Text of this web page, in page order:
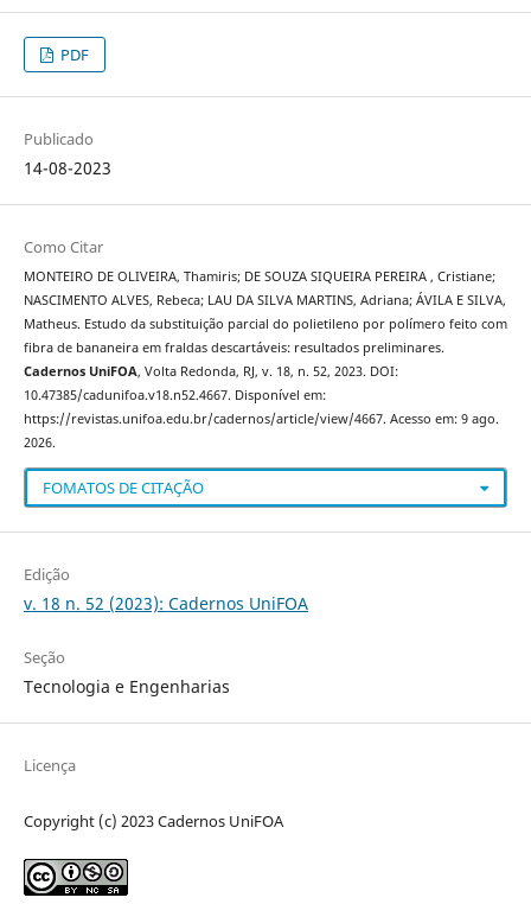
PDF
Publicado
14-08-2023
Como Citar
MONTEIRO DE OLIVEIRA, Thamiris; DE SOUZA SIQUEIRA PEREIRA , Cristiane;
NASCIMENTO ALVES, Rebeca; LAU DA SILVA MARTINS, Adriana; ÁVILA E SILVA,
Matheus. Estudo da substituição parcial do polietileno por polímero feito com
fibra de bananeira em fraldas descartáveis: resultados preliminares.
Cadernos UniFOA, Volta Redonda, RJ, v. 18, n. 52, 2023. DOI:
10.47385/cadunifoa.v18.n52.4667. Disponível em:
https://revistas.unifoa.edu.br/cadernos/article/view/4667. Acesso em: 9 ago.
2026.
FOMATOS DE CITAÇÃO
Edição
v. 18 n. 52 (2023): Cadernos UniFOA
Seção
Tecnologia e Engenharias
Licença
Copyright (c) 2023 Cadernos UniFOA